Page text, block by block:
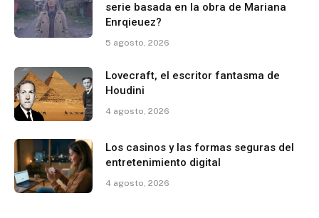
serie basada en la obra de Mariana
Enrqieuez?
5 agosto, 2026
Lovecraft, el escritor fantasma de
Houdini
4 agosto, 2026
Los casinos y las formas seguras del
entretenimiento digital
4 agosto, 2026